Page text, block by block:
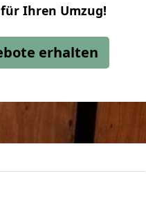
Ihren Umzug!
erhalten